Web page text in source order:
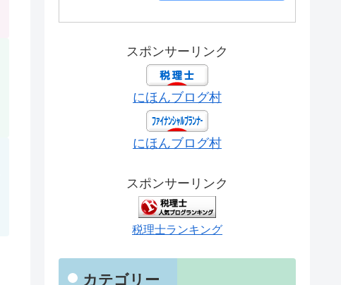
スポンサーリンク
にほんブログ村
にほんブログ村
スポンサーリンク
税理士ランキング
カテゴリー